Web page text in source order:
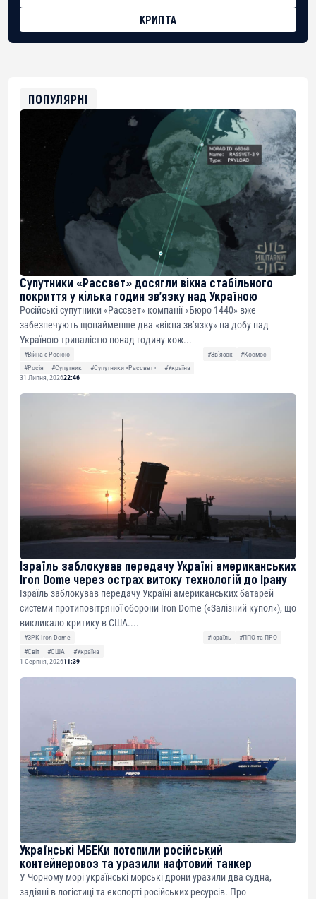
КРИПТА
0xfD02863D3289416fcF50975c9DFda13623f97758
ПОПУЛЯРНІ
Супутники «Рассвет» досягли вікна стабільного
покриття у кілька годин зв’язку над Україною
Російські супутники «Рассвет» компанії «Бюро 1440» вже
забезпечують щонайменше два «вікна зв’язку» на добу над
Україною тривалістю понад годину кож...
#Війна з Росією #Звʼязок
#Космос
#Росія
#Супутник #Супутники «Рассвет»
#Україна
31 Липня, 202622:46
Ізраїль заблокував передачу Україні американських
Iron Dome через острах витоку технологій до Ірану
Ізраїль заблокував передачу Україні американських батарей
системи протиповітряної оборони Iron Dome («Залізний купол»), що
викликало критику в США....
#ЗРК Iron Dome #Ізраїль
#ППО та ПРО
#Світ
#США
#Україна
1 Серпня, 202611:39
Українські МБЕКи потопили російський
контейнеровоз та уразили нафтовий танкер
У Чорному морі українські морські дрони уразили два судна,
задіяні в логістиці та експорті російських ресурсів. Про